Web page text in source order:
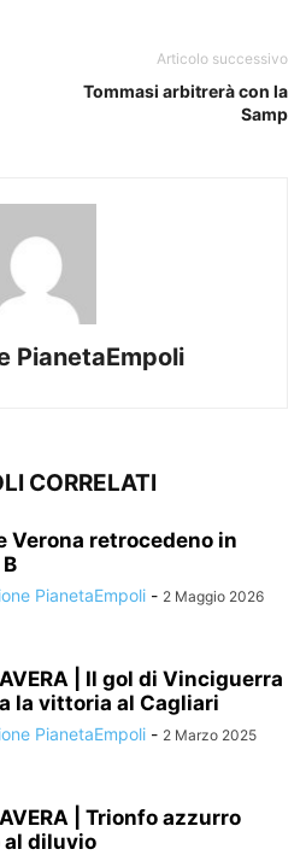
Articolo successivo
Tommasi arbitrerà con la
Samp
PianetaEmpoli
CORRELATI
Verona retrocedeno in
PianetaEmpoli - 2 Maggio 2026
| Il gol di Vinciguerra
la vittoria al Cagliari
PianetaEmpoli - 2 Marzo 2025
| Trionfo azzurro
diluvio